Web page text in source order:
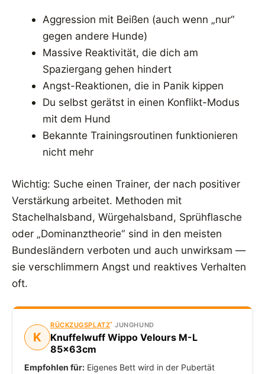
Aggression mit Beißen (auch wenn „nur“
gegen andere Hunde)
Massive Reaktivität, die dich am
Spaziergang gehen hindert
Angst-Reaktionen, die in Panik kippen
Du selbst gerätst in einen Konflikt-Modus
mit dem Hund
Bekannte Trainingsroutinen funktionieren
nicht mehr
Wichtig: Suche einen Trainer, der nach positiver
Verstärkung arbeitet. Methoden mit
Stachelhalsband, Würgehalsband, Sprühflasche
oder „Dominanztheorie“ sind in den meisten
Bundesländern verboten und auch unwirksam —
sie verschlimmern Angst und reaktives Verhalten
oft.
K
RÜCKZUGSPLATZ* JUNGHUND
Knuffelwuff Wippo Velours M-L
85×63cm
Empfohlen für: Eigenes Bett wird in der Pubertät